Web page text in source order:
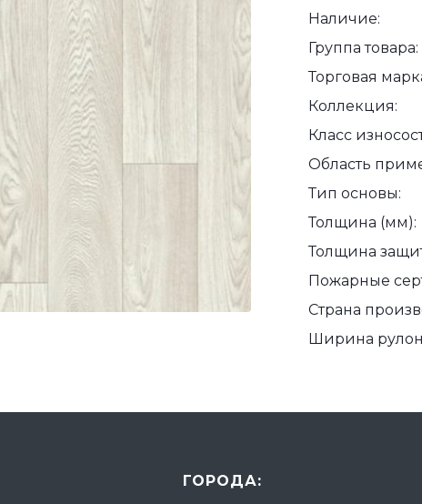
Наличие:
Группа товара:
Торговая
Коллекция:
Класс
Область
Тип основы:
Толщина (мм):
Толщина
Пожарные
Страна
Ширина
ГОРОДА: